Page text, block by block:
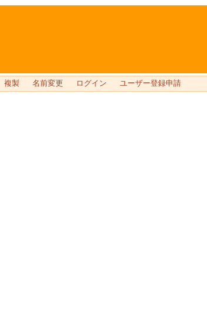
複製 名前変更 ログイン ユーザー登録申請